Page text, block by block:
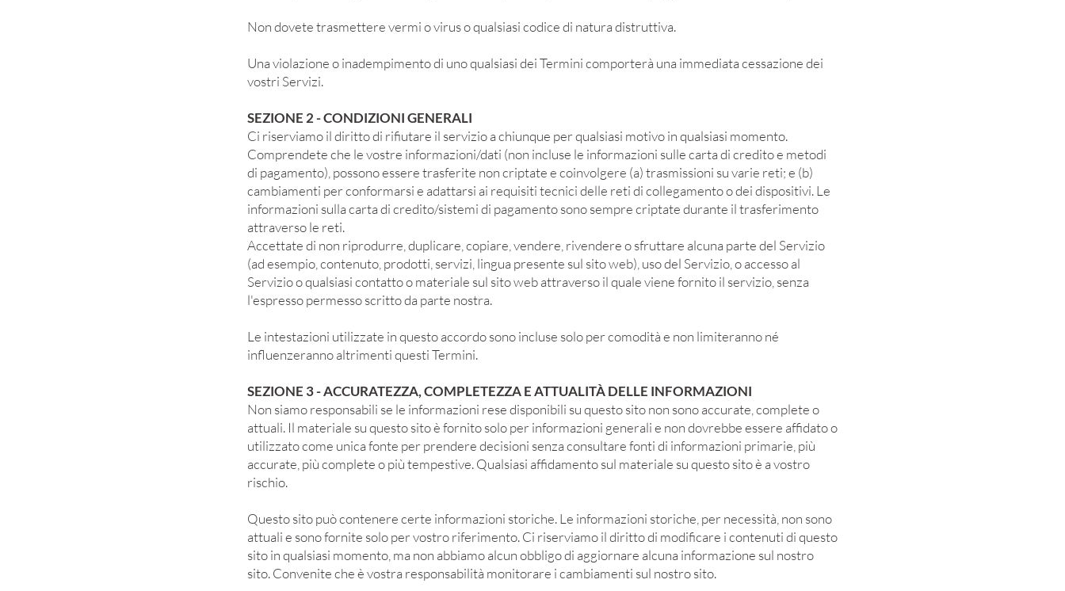
Non dovete trasmettere vermi o virus o qualsiasi codice di natura distruttiva.
Una violazione o inadempimento di uno qualsiasi dei Termini comporterà una immediata cessazione dei
vostri Servizi.
SEZIONE 2 - CONDIZIONI GENERALI
Ci riserviamo il diritto di rifiutare il servizio a chiunque per qualsiasi motivo in qualsiasi momento.
Comprendete che le vostre informazioni/dati (non incluse le informazioni sulle carta di credito e metodi
di pagamento), possono essere trasferite non criptate e coinvolgere (a) trasmissioni su varie reti; e (b)
cambiamenti per conformarsi e adattarsi ai requisiti tecnici delle reti di collegamento o dei dispositivi. Le
informazioni sulla carta di credito/sistemi di pagamento sono sempre criptate durante il trasferimento
attraverso le reti.
Accettate di non riprodurre, duplicare, copiare, vendere, rivendere o sfruttare alcuna parte del Servizio
(ad esempio, contenuto, prodotti, servizi, lingua presente sul sito web), uso del Servizio, o accesso al
Servizio o qualsiasi contatto o materiale sul sito web attraverso il quale viene fornito il servizio, senza
l'espresso permesso scritto da parte nostra.
Le intestazioni utilizzate in questo accordo sono incluse solo per comodità e non limiteranno né
influenzeranno altrimenti questi Termini.
SEZIONE 3 - ACCURATEZZA, COMPLETEZZA E ATTUALITÀ DELLE INFORMAZIONI
Non siamo responsabili se le informazioni rese disponibili su questo sito non sono accurate, complete o
attuali. Il materiale su questo sito è fornito solo per informazioni generali e non dovrebbe essere affidato o
utilizzato come unica fonte per prendere decisioni senza consultare fonti di informazioni primarie, più
accurate, più complete o più tempestive. Qualsiasi affidamento sul materiale su questo sito è a vostro
rischio.
Questo sito può contenere certe informazioni storiche. Le informazioni storiche, per necessità, non sono
attuali e sono fornite solo per vostro riferimento. Ci riserviamo il diritto di modificare i contenuti di questo
sito in qualsiasi momento, ma non abbiamo alcun obbligo di aggiornare alcuna informazione sul nostro
sito. Convenite che è vostra responsabilità monitorare i cambiamenti sul nostro sito.